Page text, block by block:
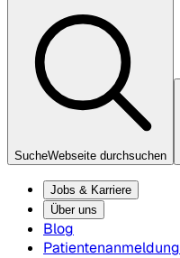
SucheWebseite durchsuchen
Jobs & Karriere
Über uns
Blog
Patientenanmeldung